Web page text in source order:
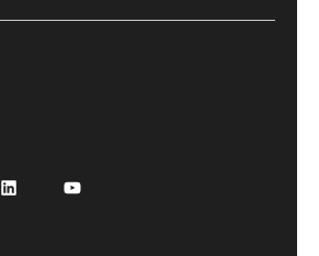
LinkedInYouTube